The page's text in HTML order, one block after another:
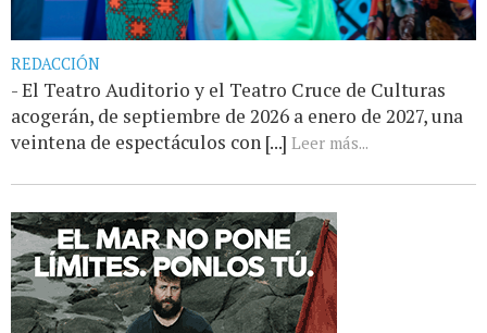
REDACCIÓN
- El Teatro Auditorio y el Teatro Cruce de Culturas
acogerán, de septiembre de 2026 a enero de 2027, una
veintena de espectáculos con [...] Leer más...